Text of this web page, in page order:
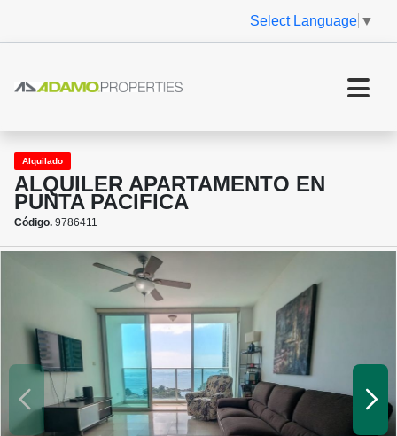
Select Language ▼
Alquilado
ALQUILER APARTAMENTO EN
PUNTA PACIFICA
Código. 9786411